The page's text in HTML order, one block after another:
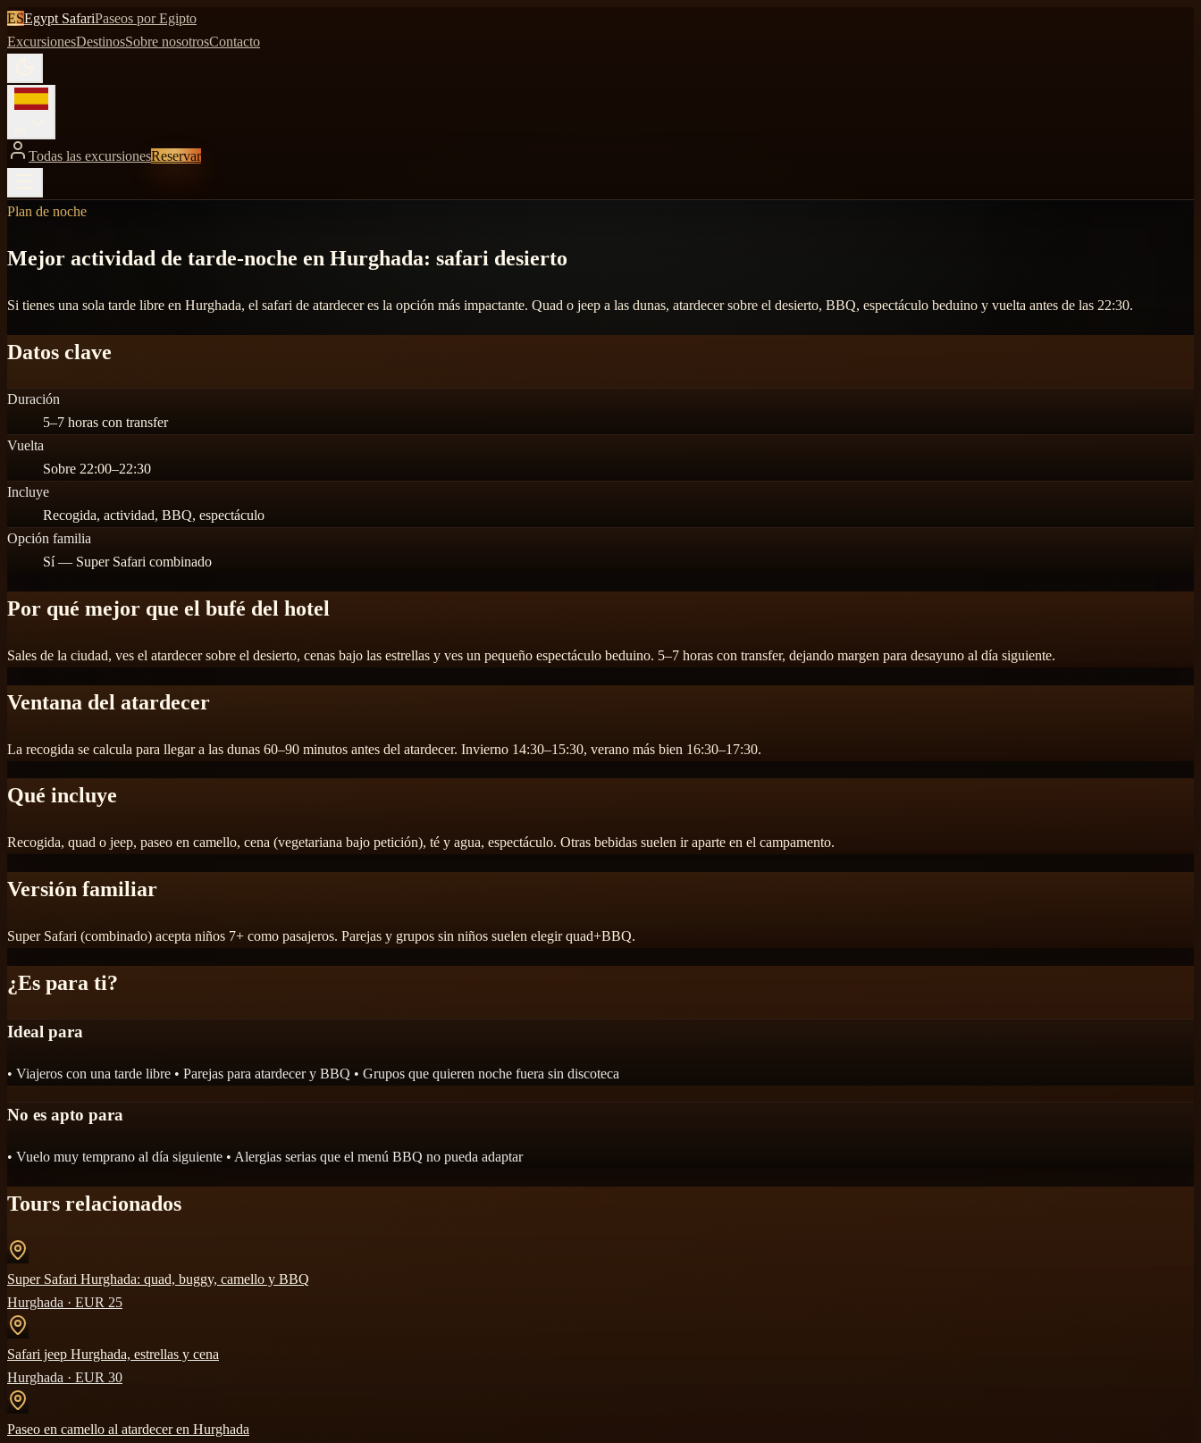
ESEgypt SafariPaseos por Egipto
ExcursionesDestinosSobre nosotrosContacto
Todas las excursionesReservar
Plan de noche
Mejor actividad de tarde-noche en Hurghada: safari desierto
Si tienes una sola tarde libre en Hurghada, el safari de atardecer es la opción más impactante. Quad o jeep a las dunas, atardecer sobre el desierto, BBQ, espectáculo beduino y vuelta antes de las 22:30.
Datos clave
Duración
5–7 horas con transfer
Vuelta
Sobre 22:00–22:30
Incluye
Recogida, actividad, BBQ, espectáculo
Opción familia
Sí — Super Safari combinado
Por qué mejor que el bufé del hotel
Sales de la ciudad, ves el atardecer sobre el desierto, cenas bajo las estrellas y ves un pequeño espectáculo beduino. 5–7 horas con transfer, dejando margen para desayuno al día siguiente.
Ventana del atardecer
La recogida se calcula para llegar a las dunas 60–90 minutos antes del atardecer. Invierno 14:30–15:30, verano más bien 16:30–17:30.
Qué incluye
Recogida, quad o jeep, paseo en camello, cena (vegetariana bajo petición), té y agua, espectáculo. Otras bebidas suelen ir aparte en el campamento.
Versión familiar
Super Safari (combinado) acepta niños 7+ como pasajeros. Parejas y grupos sin niños suelen elegir quad+BBQ.
¿Es para ti?
Ideal para
• Viajeros con una tarde libre • Parejas para atardecer y BBQ • Grupos que quieren noche fuera sin discoteca
No es apto para
• Vuelo muy temprano al día siguiente • Alergias serias que el menú BBQ no pueda adaptar
Tours relacionados
Super Safari Hurghada: quad, buggy, camello y BBQ
Hurghada · EUR 25
Safari jeep Hurghada, estrellas y cena
Hurghada · EUR 30
Paseo en camello al atardecer en Hurghada